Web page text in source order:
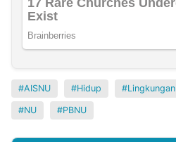
AISNU Hidup Lingkungan
NU PBNU